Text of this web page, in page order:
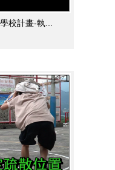
校計畫-執...